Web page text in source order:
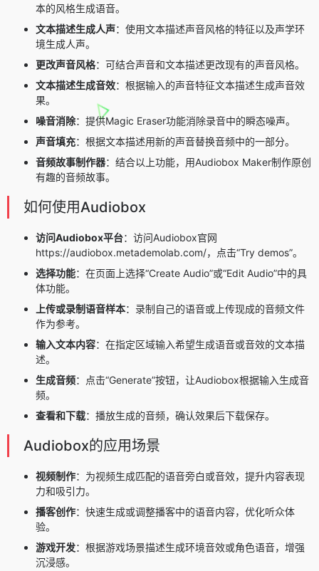
本的风格生成语音。
文本描述生成人声：使用文本描述声音风格的特征以及声学环
境生成人声。
更改声音风格：可结合声音和文本描述更改现有的声音风格。
文本描述生成音效：根据输入的声音特征文本描述生成声音效
果。
噪音消除：提供Magic Eraser功能消除录音中的瞬态噪声。
声音填充：根据文本描述用新的声音替换音频中的一部分。
音频故事制作器：结合以上功能，用Audiobox Maker制作原创
有趣的音频故事。
如何使用Audiobox
访问Audiobox平台：访问Audiobox官网
https://audiobox.metademolab.com/，点击“Try demos”。
选择功能：在页面上选择“Create Audio”或“Edit Audio”中的具
体功能。
上传或录制语音样本：录制自己的语音或上传现成的音频文件
作为参考。
输入文本内容：在指定区域输入希望生成语音或音效的文本描
述。
生成音频：点击“Generate”按钮，让Audiobox根据输入生成音
频。
查看和下载：播放生成的音频，确认效果后下载保存。
Audiobox的应用场景
视频制作：为视频生成匹配的语音旁白或音效，提升内容表现
力和吸引力。
播客创作：快速生成或调整播客中的语音内容，优化听众体
验。
游戏开发：根据游戏场景描述生成环境音效或角色语音，增强
沉浸感。